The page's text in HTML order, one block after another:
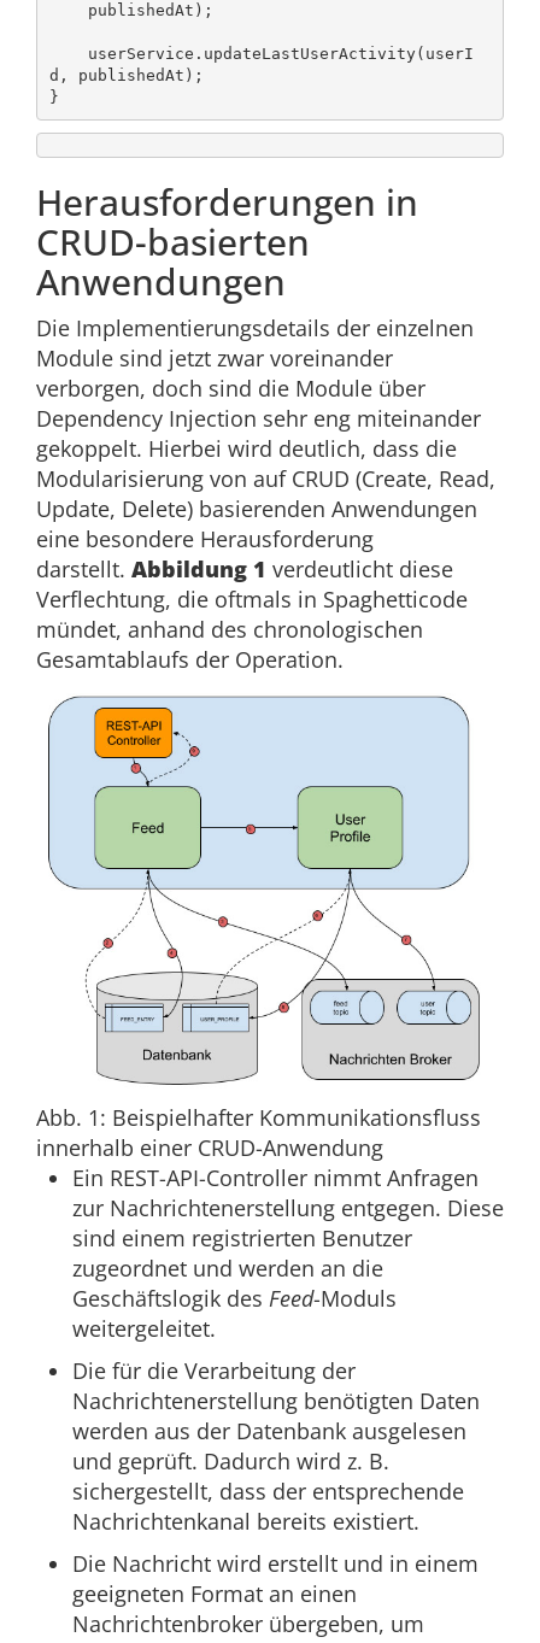
d, publishedAt);
Herausforderungen in
CRUD-basierten
Anwendungen
Die Implementierungsdetails der einzelnen
Module sind jetzt zwar voreinander
verborgen, doch sind die Module über
Dependency Injection sehr eng miteinander
gekoppelt. Hierbei wird deutlich, dass die
Modularisierung von auf CRUD (Create, Read,
Update, Delete) basierenden Anwendungen
eine besondere Herausforderung
darstellt. Abbildung 1 verdeutlicht diese
Verflechtung, die oftmals in Spaghetticode
mündet, anhand des chronologischen
Gesamtablaufs der Operation.
Abb. 1: Beispielhafter Kommunikationsfluss
innerhalb einer CRUD-Anwendung
Ein REST-API-Controller nimmt Anfragen
zur Nachrichtenerstellung entgegen. Diese
sind einem registrierten Benutzer
zugeordnet und werden an die
Geschäftslogik des Feed-Moduls
weitergeleitet.
Die für die Verarbeitung der
Nachrichtenerstellung benötigten Daten
werden aus der Datenbank ausgelesen
und geprüft. Dadurch wird z. B.
sichergestellt, dass der entsprechende
Nachrichtenkanal bereits existiert.
Die Nachricht wird erstellt und in einem
geeigneten Format an einen
Nachrichtenbroker übergeben, um